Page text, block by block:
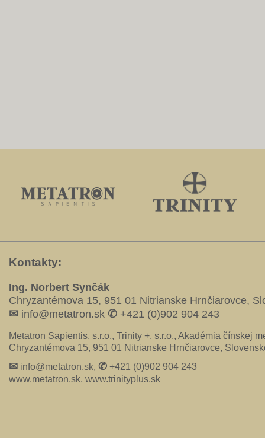
Kontakty:
Ing. Norbert Synčák
Chryzantémova 15, 951 01 Nitrianske Hrnčiarovce,
✉ info@metatron.sk ✆ +421 (0)902 904 243
Metatron Sapientis, s.r.o., Trinity +, s.r.o., Akadémia čínskej
Chryzantémova 15, 951 01 Nitrianske Hrnčiarovce,
✉ info@metatron.sk, ✆ +421 (0)902 904 243
www.metatron.sk, www.trinityplus.sk